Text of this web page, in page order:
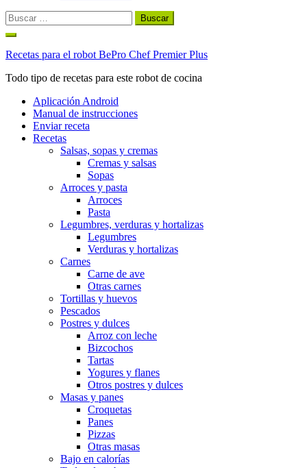
Buscar:
Ir
contenido
Recetas para el robot BePro Chef Premier Plus
Todo tipo de recetas para este robot de cocina
Aplicación Android
Manual de instrucciones
Enviar receta
Recetas
Salsas, sopas y cremas
Cremas y salsas
Sopas
Arroces y pasta
Arroces
Pasta
Legumbres, verduras y hortalizas
Legumbres
Verduras y hortalizas
Carnes
Carne de ave
Otras carnes
Tortillas y huevos
Pescados
Postres y dulces
Arroz con leche
Bizcochos
Tartas
Yogures y flanes
Otros postres y dulces
Masas y panes
Croquetas
Panes
Pizzas
Otras masas
Bajo en calorías